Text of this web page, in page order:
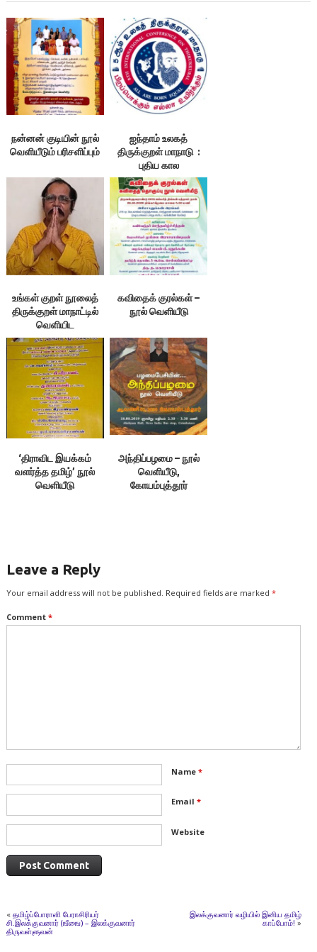
நன்னன் குடியின் நூல்
வெளியீடும் பரிசளிப்பும்
ஐந்தாம் உலகத்
திருக்குறள் மாநாடு :
புதிய கால
வரையறைகள்
உங்கள் குறள் நூலைத்
திருக்குறள் மாநாட்டில்
வெளியிட
விரும்புகிறீர்களா?
கவிதைக் குரல்கள் –
நூல் வெளியீடு
‘திராவிட இயக்கம்
வளர்த்த தமிழ்’ நூல்
வெளியீடு
அந்திப்பழமை – நூல்
வெளியீடு,
கோயம்புத்தூர்
Leave a Reply
Your email address will not be published. Required fields are marked *
Comment *
Name *
Email *
Website
« தமிழ்ப்போராளி பேராசிரியர்
சி.இலக்குவனார் (ஙீஙை) – இலக்குவனார்
திருவள்ளுவன்
இலக்குவனார் வழியில் இனிய தமிழ்
காப்போம்! »